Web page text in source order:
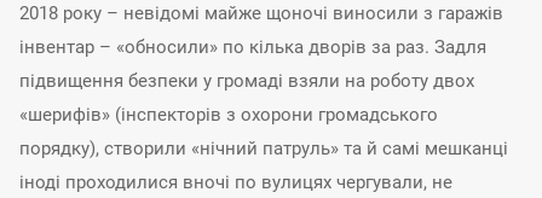
2018 року – невідомі майже щоночі виносили з гаражів
інвентар – «обносили» по кілька дворів за раз. Задля
підвищення безпеки у громаді взяли на роботу двох
«шерифів» (інспекторів з охорони громадського
порядку), створили «нічний патруль» та й самі мешканці
іноді проходилися вночі по вулицях чергували, не